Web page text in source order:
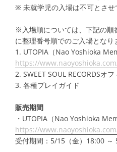
※ 未就学児の入場は不可とさ
※入場順については、下記の順
に整理番号順でのご入場となり
1. UTOPIA（Nao Yoshioka
https://
2. SWEET SOUL RECORDSオ
3. 各種プレイガイド
販売期間
・UTOPIA（Nao Yoshioka
https://
受付期間：5/15（金）18:00 ～